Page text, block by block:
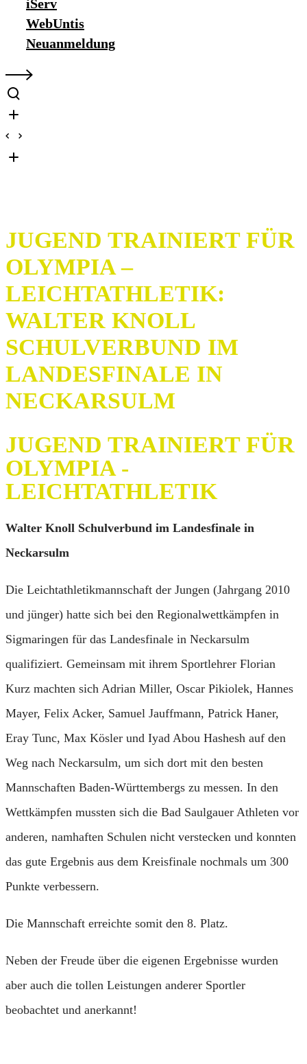
iServ
WebUntis
Neuanmeldung
JUGEND TRAINIERT FÜR
OLYMPIA –
LEICHTATHLETIK:
WALTER KNOLL
SCHULVERBUND IM
LANDESFINALE IN
NECKARSULM
JUGEND TRAINIERT FÜR
OLYMPIA -
LEICHTATHLETIK
Walter Knoll Schulverbund im Landesfinale in
Neckarsulm
Die Leichtathletikmannschaft der Jungen (Jahrgang 2010
und jünger) hatte sich bei den Regionalwettkämpfen in
Sigmaringen für das Landesfinale in Neckarsulm
qualifiziert. Gemeinsam mit ihrem Sportlehrer Florian
Kurz machten sich Adrian Miller, Oscar Pikiolek, Hannes
Mayer, Felix Acker, Samuel Jauffmann, Patrick Haner,
Eray Tunc, Max Kösler und Iyad Abou Hashesh auf den
Weg nach Neckarsulm, um sich dort mit den besten
Mannschaften Baden-Württembergs zu messen. In den
Wettkämpfen mussten sich die Bad Saulgauer Athleten vor
anderen, namhaften Schulen nicht verstecken und konnten
das gute Ergebnis aus dem Kreisfinale nochmals um 300
Punkte verbessern.
Die Mannschaft erreichte somit den 8. Platz.
Neben der Freude über die eigenen Ergebnisse wurden
aber auch die tollen Leistungen anderer Sportler
beobachtet und anerkannt!